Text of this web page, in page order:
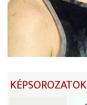
KÉPSOROZATOK